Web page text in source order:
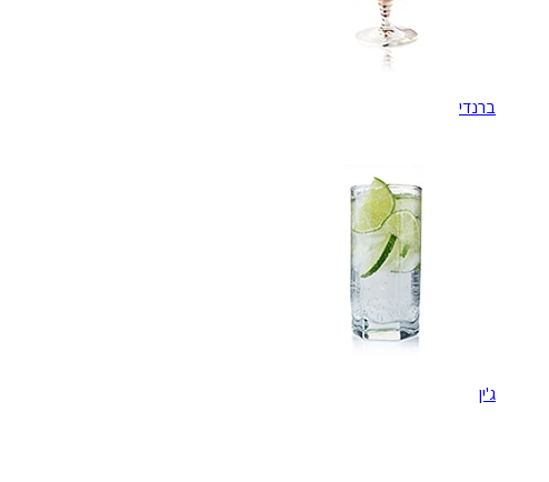
ברנדי
ג'ין